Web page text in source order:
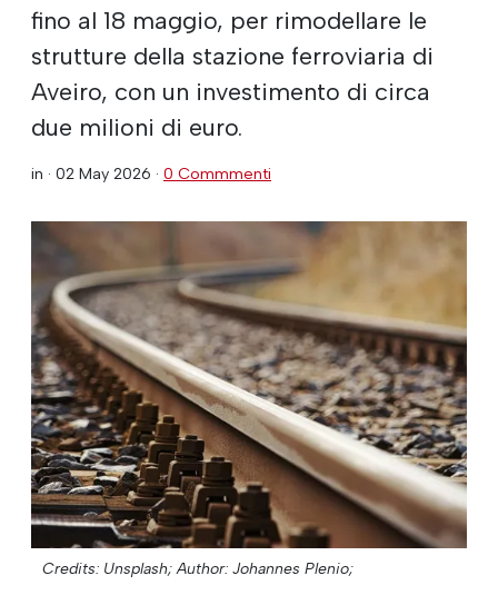
fino al 18 maggio, per rimodellare le
strutture della stazione ferroviaria di
Aveiro, con un investimento di circa
due milioni di euro.
in · 02 May 2026 · 0 Commmenti
Credits: Unsplash; Author: Johannes Plenio;